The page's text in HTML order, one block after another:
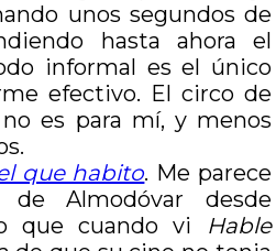
unos segundos de
hasta ahora el
informal es el único
efectivo. El circo de
es para mí, y menos
que habito. Me parece
Almodóvar desde
que cuando vi
Hable